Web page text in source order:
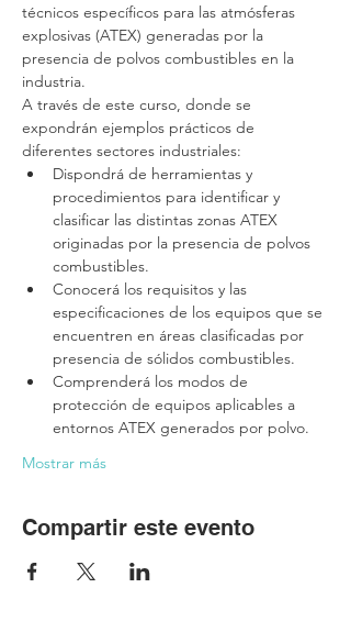
técnicos específicos para las atmósferas
explosivas (ATEX) generadas por la
presencia de polvos combustibles en la
industria.
A través de este curso, donde se
expondrán ejemplos prácticos de
diferentes sectores industriales:
Dispondrá de herramientas y
procedimientos para identificar y
clasificar las distintas zonas ATEX
originadas por la presencia de polvos
combustibles.
Conocerá los requisitos y las
especificaciones de los equipos que se
encuentren en áreas clasificadas por
presencia de sólidos combustibles.
Comprenderá los modos de
protección de equipos aplicables a
entornos ATEX generados por polvo.
Mostrar más
Compartir este evento